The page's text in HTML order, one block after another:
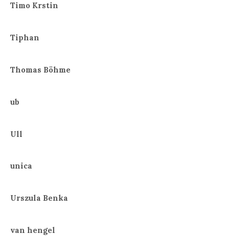
Timo Krstin
Tiphan
Thomas Böhme
ub
Ull
unica
Urszula Benka
van hengel